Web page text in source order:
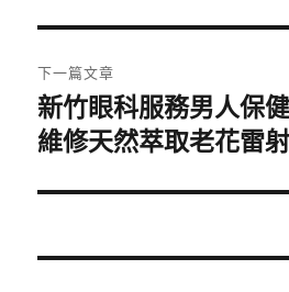
覽
文
章:
下一篇文章
下
一
文
新竹眼科服務男人保
維修天然萃取老花雷射